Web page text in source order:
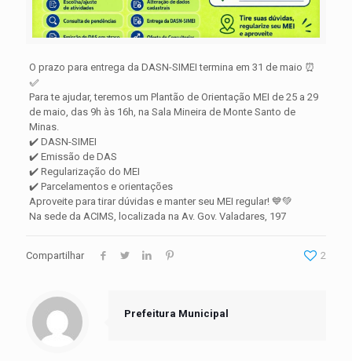
O prazo para entrega da DASN-SIMEI termina em 31 de maio ⏰
✅
Para te ajudar, teremos um Plantão de Orientação MEI de 25 a 29
de maio, das 9h às 16h, na Sala Mineira de Monte Santo de
Minas.
✔️ DASN-SIMEI
✔️ Emissão de DAS
✔️ Regularização do MEI
✔️ Parcelamentos e orientações
Aproveite para tirar dúvidas e manter seu MEI regular! 💙💚
Na sede da ACIMS, localizada na Av. Gov. Valadares, 197
Compartilhar 2
Prefeitura Municipal